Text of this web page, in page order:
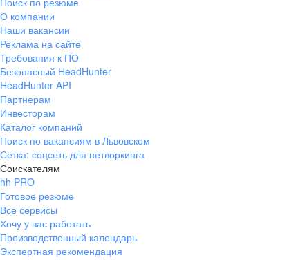
О компании
Наши вакансии
Реклама на сайте
Требования к ПО
Безопасный HeadHunter
HeadHunter API
Партнерам
Инвесторам
Каталог компаний
Поиск по вакансиям в Львовском
Сетка: соцсеть для нетворкинга
Соискателям
hh PRO
Готовое резюме
Все сервисы
Хочу у вас работать
Производственный календарь
Экспертная рекомендация